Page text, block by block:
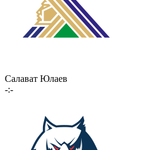
Салават Юлаев
-:-